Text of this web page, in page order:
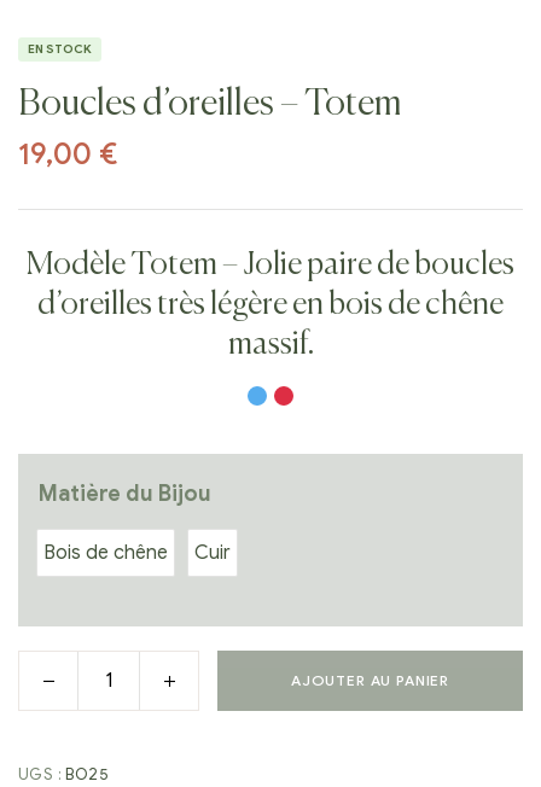
EN STOCK
Boucles d’oreilles – Totem
19,00 €
Modèle Totem – Jolie paire de boucles
d’oreilles très légère en bois de chêne
massif.
Matière du Bijou
Bois de chêne Cuir
AJOUTER AU PANIER
UGS :BO25